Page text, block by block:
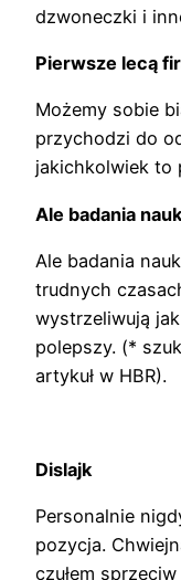
dzwoneczki i
Pierwsze lecą
Możemy sobie
przychodzi do
jakichkolwiek to
Ale badania
Ale badania
trudnych
wystrzeliwują
polepszy. (*
artykuł w HBR).
Dislajk
Personalnie
pozycja.
czułem